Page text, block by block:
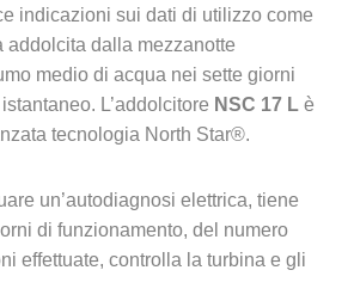
indicazioni sui dati di utilizzo come
addolcita dalla mezzanotte
medio di acqua nei sette giorni
L’addolcitore NSC 17 L è
tecnologia North Star®.
un’autodiagnosi elettrica, tiene
di funzionamento, del numero
effettuate, controlla la turbina e gli